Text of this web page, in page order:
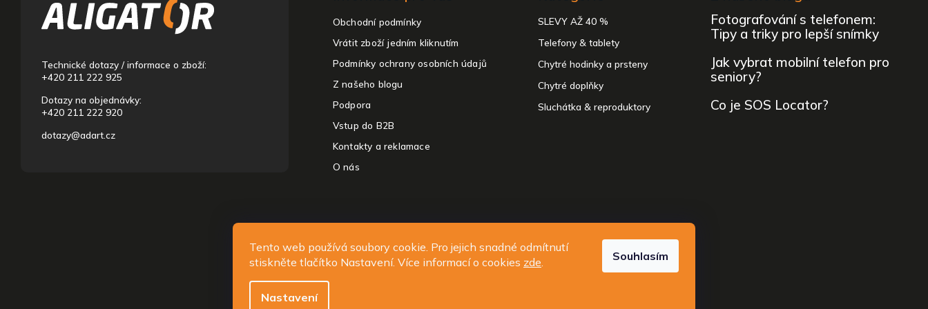
Tento web používá soubory cookie. Pro jejich snadné odmítnutí
stiskněte tlačítko Nastavení. Více informací o cookies zde.
Nastavení
Souhlasím
Technické dotazy / informace o zboží:
+420 211 222 925
Dotazy na objednávky:
+420 211 222 920
dotazy@adart.cz
Obchodní podmínky
Vrátit zboží jedním kliknutím
Podmínky ochrany osobních údajů
Z našeho blogu
Podpora
Vstup do B2B
Kontakty a reklamace
O nás
SLEVY AŽ 40 %
Telefony & tablety
Chytré hodinky a prsteny
Chytré doplňky
Sluchátka & reproduktory
Fotografování s telefonem:
Tipy a triky pro lepší snímky
Jak vybrat mobilní telefon pro
seniory?
Co je SOS Locator?
Copyright 2026ALIGATOR - telefony, chytré hodinky a příslušenství . Všechna práva vyhrazena.
Upravit nastavení cookies